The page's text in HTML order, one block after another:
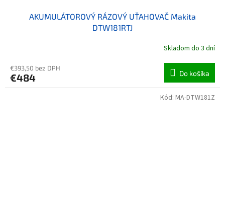
AKUMULÁTOROVÝ RÁZOVÝ UŤAHOVAČ Makita
DTW181RTJ
Skladom do 3 dní
€393,50 bez DPH
€484 Do košíka
Kód: MA-DTW181Z